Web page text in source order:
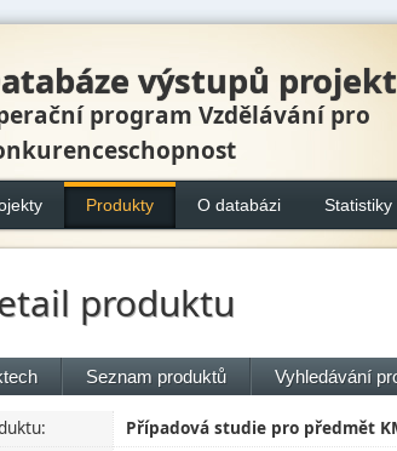
výstupů
program Vzdělávání pro
Produkty O databázi Statistiky
produktu
Seznam produktů Vyhledávání
Případová studie pro předmět